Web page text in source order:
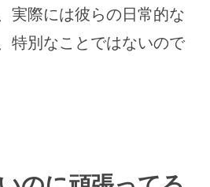
実際には彼らの日常的な
特別なことではないので